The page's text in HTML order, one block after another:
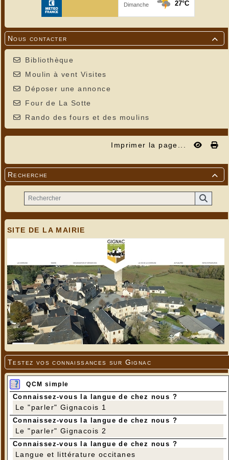

Nous contacter
Bibliothèque
Moulin à vent Visites
Déposer une annonce
Four de La Sotte
Rando des fours et des moulins
Imprimer la page...

Recherche
SITE DE LA MAIRIE
Testez vos connaissances sur Gignac
QCM simple
Connaissez-vous la langue de chez nous ?
Le "parler" Gignacois 1
Connaissez-vous la langue de chez nous ?
Le "parler" Gignacois 2
Connaissez-vous la langue de chez nous ?
Langue et littérature occitanes